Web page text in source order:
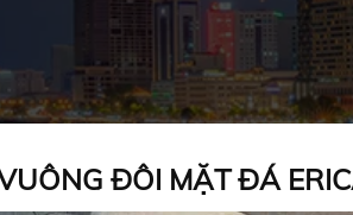
ĐÔI MẶT ĐÁ